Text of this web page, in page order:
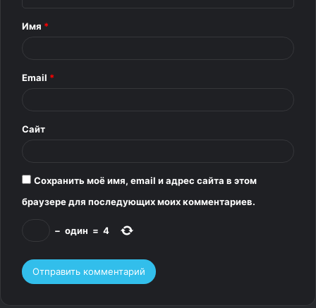
и
*
Имя *
Email *
Сайт
Сохранить моё имя, email и адрес сайта в этом
браузере для последующих моих комментариев.
− один = 4